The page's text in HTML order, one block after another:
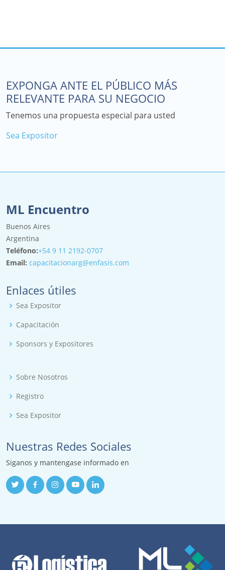
EXPONGA ANTE EL PÚBLICO MÁS
RELEVANTE PARA SU NEGOCIO
Tenemos una propuesta especial para usted
Sea Expositor
ML Encuentro
Buenos Aires
Argentina
Teléfono:+54 9 11 2192-0707
Email: capacitacionarg@enfasis.com
Enlaces útiles
Sea Expositor
Capacitación
Sponsors y Expositores
Sobre Nosotros
Registro
Sea Expositor
Nuestras Redes Sociales
Siganos y mantengase informado en